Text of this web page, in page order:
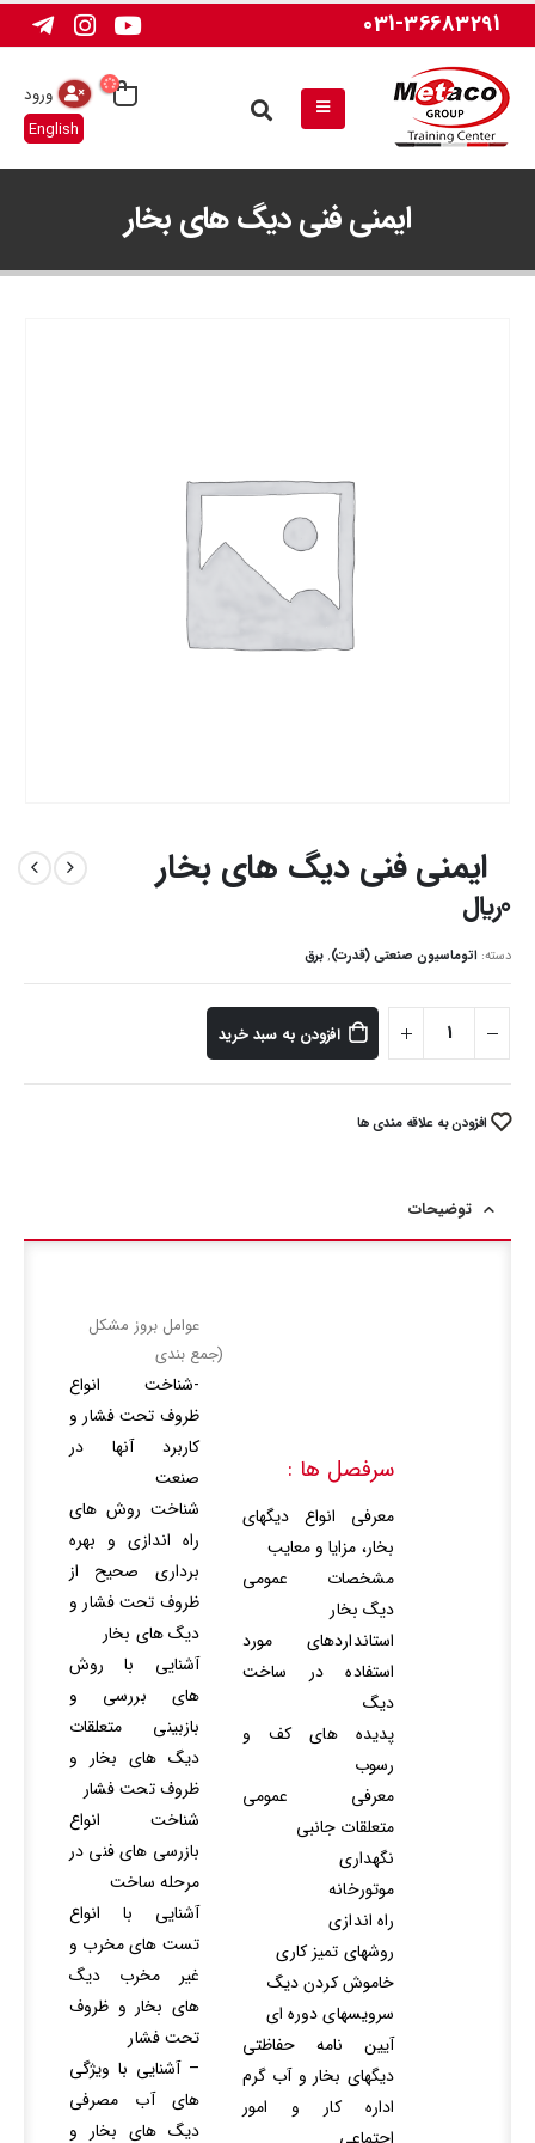
031-36683291
ورود
English
ایمنی فنی دیگ های بخار
ایمنی فنی دیگ های بخار
0﷼
دسته: اتوماسیون صنعتی (قدرت),برق
افزودن به سبد خرید
افزودن به علاقه مندی ها
توضیحات
سرفصل ها :
معرفي انواع ديگهاي
بخار، مزايا و معايب
مشخصات عمومي
ديگ بخار
استانداردهاي مورد
استفاده در ساخت
ديگ
پديده هاي کف و
رسوب
معرفي عمومي
متعلقات جانبي
نگهداري
موتورخانه
راه اندازي
روشهاي تميز کاري
خاموش کردن ديگ
سرويسهاي دوره اي
آيين نامه حفاظتي
ديگهاي بخار و آب گرم
اداره کار و امور
عوامل بروز مشکل
(جمع بندي
-شناخت انواع
ظروف تحت فشار و
کاربرد آنها در
صنعت
شناخت روش های
راه اندازی و بهره
برداری صحیح از
ظروف تحت فشار و
دیگ های بخار
آشنایی با روش
های بررسی و
بازبینی متعلقات
دیگ های بخار و
ظروف تحت فشار
شناخت انواع
بازرسی های فنی در
مرحله ساخت
آشنایی با انواع
تست های مخرب و
غیر مخرب دیگ
های بخار و ظروف
تحت فشار
– آشنایی با ویژگی
های آب مصرفی
دیگ های بخار و